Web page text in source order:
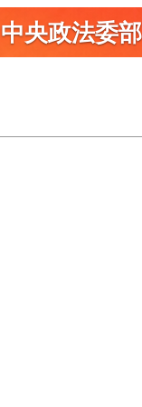
中央政法委